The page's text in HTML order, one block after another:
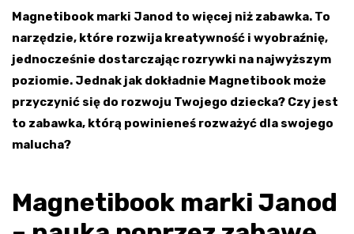
Magnetibook marki Janod to więcej niż zabawka. To
narzędzie, które rozwija kreatywność i wyobraźnię,
jednocześnie dostarczając rozrywki na najwyższym
poziomie. Jednak jak dokładnie Magnetibook może
przyczynić się do rozwoju Twojego dziecka? Czy jest
to zabawka, którą powinieneś rozważyć dla swojego
malucha?
Magnetibook marki Janod